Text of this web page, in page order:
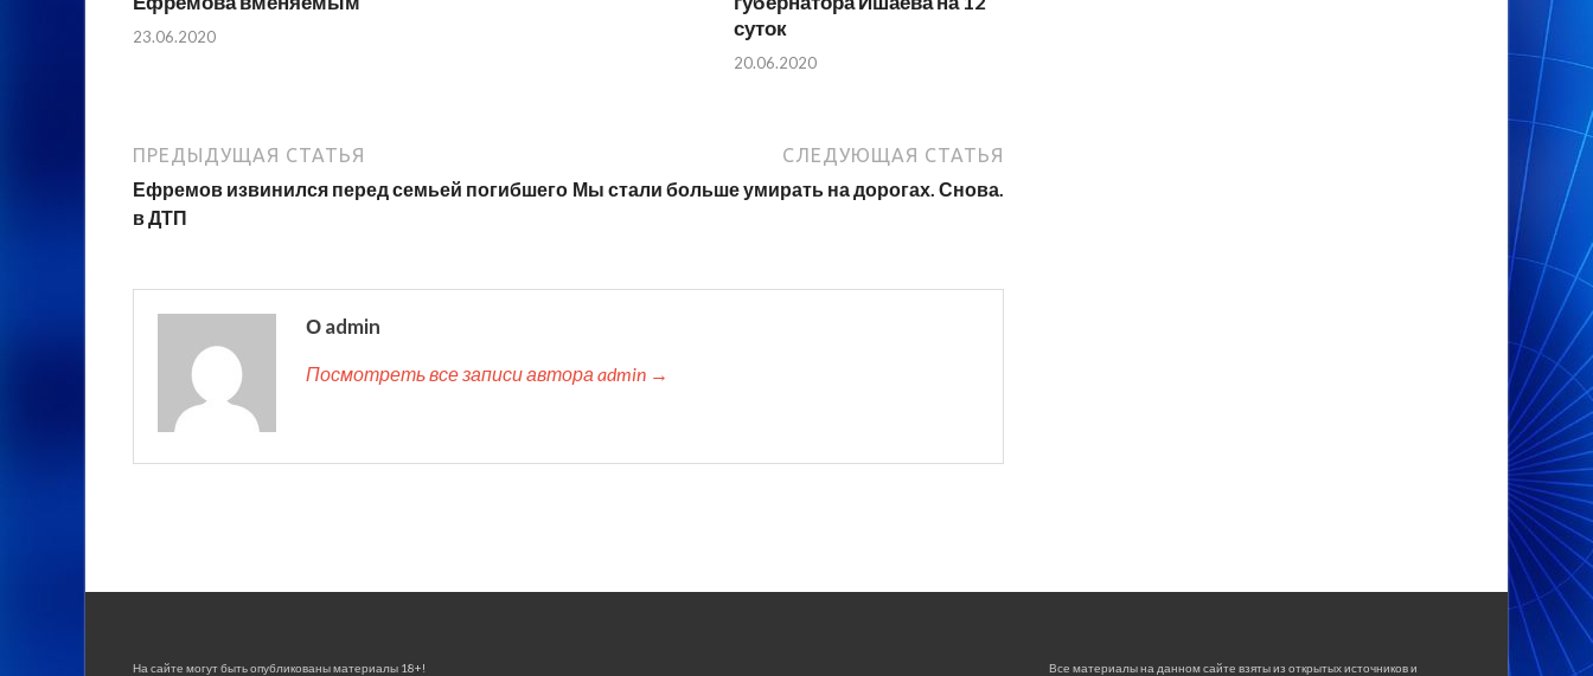
23.06.2020
суток
20.06.2020
ПРЕДЫДУЩАЯ СТАТЬЯ
Ефремов извинился перед семьей погибшего
в ДТП
СЛЕДУЮЩАЯ СТАТЬЯ
Мы стали больше умирать на дорогах. Снова.
О admin
Посмотреть все записи автора admin →
На сайте могут быть опубликованы материалы 18+! Все материалы на данном сайте взяты из открытых источников и